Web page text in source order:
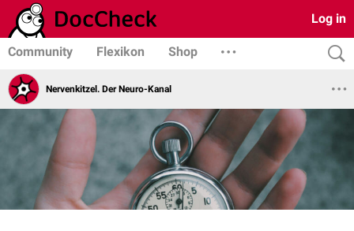
Log in
Community Flexikon Shop
Nervenkitzel. Der Neuro-Kanal